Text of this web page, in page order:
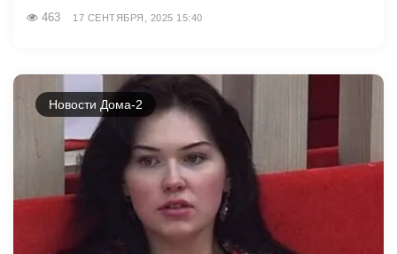
463 17 СЕНТЯБРЯ, 2025 15:40
Новости Дома-2